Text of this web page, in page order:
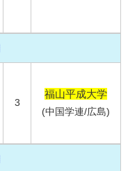
3
福山平成大学
(中国学連/広島)